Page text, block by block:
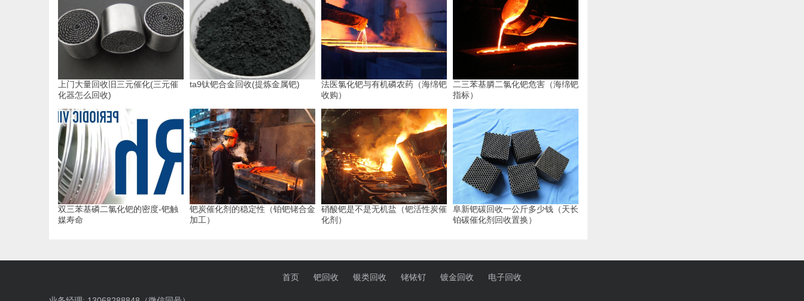
上门大量回收旧三元催化(三元催
化器怎么回收)
ta9钛钯合金回收(提炼金属钯)
法医氯化钯与有机磷农药（海绵钯
收购）
二三苯基膦二氯化钯危害（海绵钯
指标）
双三苯基磷二氯化钯的密度-钯触
媒寿命
钯炭催化剂的稳定性（铂钯铑合金
加工）
硝酸钯是不是无机盐（钯活性炭催
化剂）
阜新钯碳回收一公斤多少钱（天长
铂碳催化剂回收置换）
首页 钯回收 银类回收 铑铱钌 镀金回收 电子回收